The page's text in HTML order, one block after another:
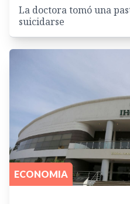
La doctora tomó una
suicidarse
ECONOMIA